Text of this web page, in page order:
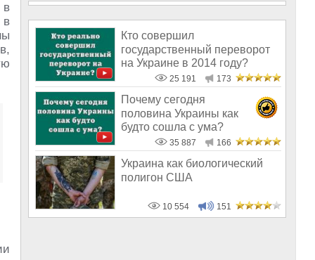
в
в
Кто совершил
государственный переворот
на Украине в 2014 году?
25 191 173
Почему сегодня
половина Украины как
будто сошла с ума?
35 887 166
Украина как биологический
полигон США
10 554 151